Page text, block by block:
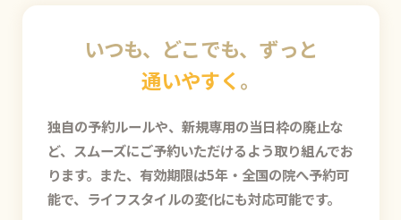
いつも、どこでも、ずっと
通いやすく。
独自の予約ルールや、新規専用の当日枠の廃止な
ど、スムーズにご予約いただけるよう取り組んでお
ります。また、有効期限は5年・全国の院へ予約可
能で、ライフスタイルの変化にも対応可能です。